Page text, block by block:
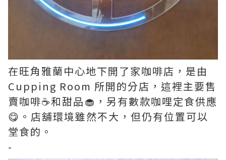
在旺角雅蘭中心地下開了家咖啡店，是由
Cupping Room 所開的分店，這裡主要售
賣咖啡☕和甜品🧁，另有數款咖哩定食供應
😋。店舖環境雖然不大，但仍有位置可以
堂食的。
-